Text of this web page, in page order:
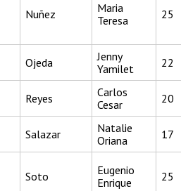
Nuñez
Maria
Teresa
25
Ojeda
Jenny
Yamilet
22
Reyes
Carlos
Cesar
20
Salazar
Natalie
Oriana
17
Soto
Eugenio
Enrique
25